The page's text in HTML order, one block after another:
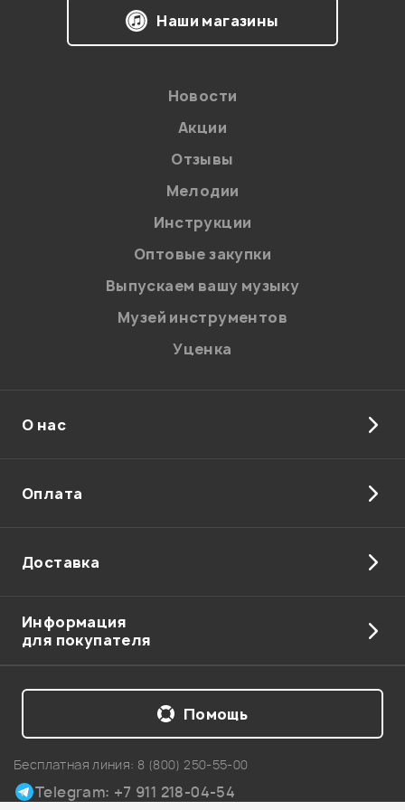
на обработку персональных данных в
Политикой в отношении обработки
персональных данных.
Введите проверочное число:
Отправить
Наши магазины
Новости
Акции
Отзывы
Мелодии
Инструкции
Оптовые закупки
Выпускаем вашу музыку
Музей инструментов
Уценка
О нас
Оплата
Доставка
Информация
для покупателя
Бесплатная линия: 8 (800) 250-55-00
Telegram: +7 911 218-04-54
Помощь